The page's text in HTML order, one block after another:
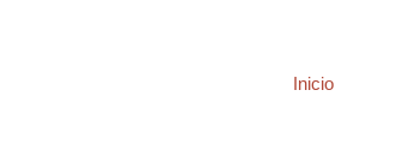
Inicio